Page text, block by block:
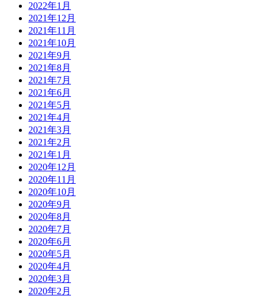
2022年1月
2021年12月
2021年11月
2021年10月
2021年9月
2021年8月
2021年7月
2021年6月
2021年5月
2021年4月
2021年3月
2021年2月
2021年1月
2020年12月
2020年11月
2020年10月
2020年9月
2020年8月
2020年7月
2020年6月
2020年5月
2020年4月
2020年3月
2020年2月